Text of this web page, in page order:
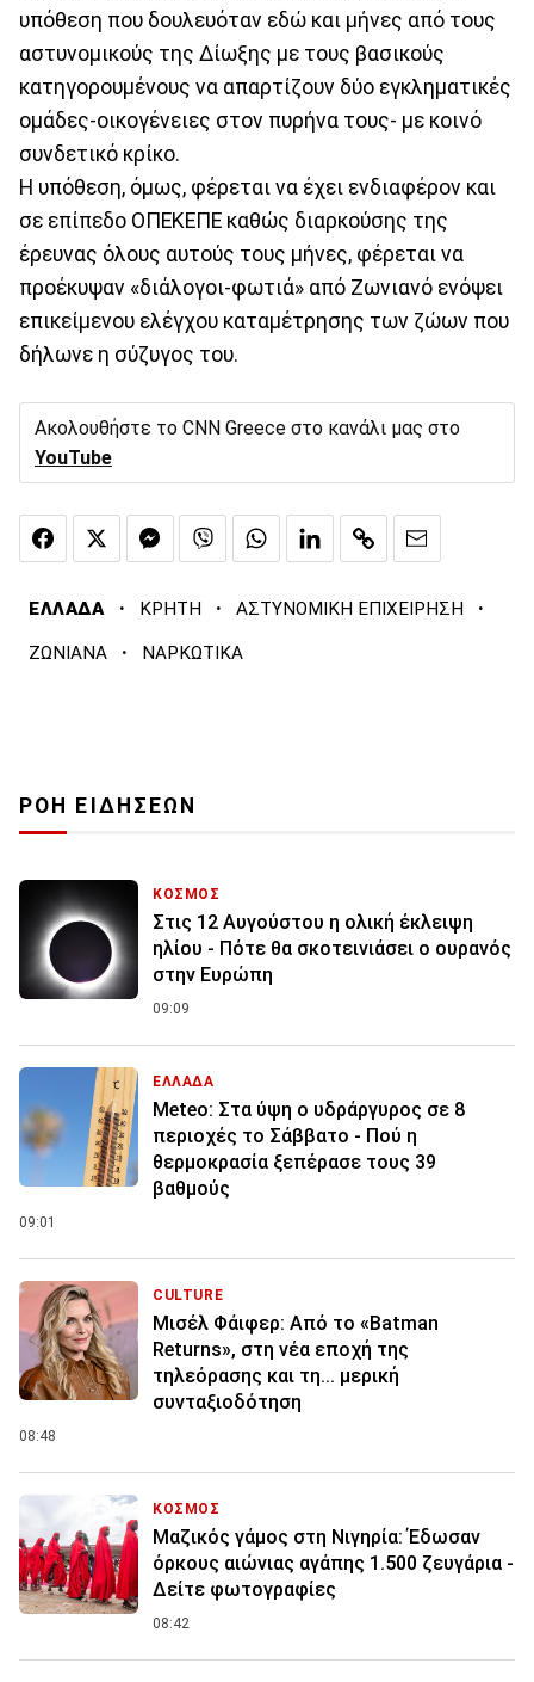
υπόθεση που δουλευόταν εδώ και μήνες από τους
αστυνομικούς της Δίωξης με τους βασικούς
κατηγορουμένους να απαρτίζουν δύο εγκληματικές
ομάδες-οικογένειες στον πυρήνα τους- με κοινό
συνδετικό κρίκο.
Η υπόθεση, όμως, φέρεται να έχει ενδιαφέρον και
σε επίπεδο ΟΠΕΚΕΠΕ καθώς διαρκούσης της
έρευνας όλους αυτούς τους μήνες, φέρεται να
προέκυψαν «διάλογοι-φωτιά» από Ζωνιανό ενόψει
επικείμενου ελέγχου καταμέτρησης των ζώων που
δήλωνε η σύζυγος του.
Ακολουθήστε το CNN Greece στο κανάλι μας στο
YouTube
ΕΛΛΑΔΑ · ΚΡΗΤΗ · ΑΣΤΥΝΟΜΙΚΗ ΕΠΙΧΕΙΡΗΣΗ ·
ΖΩΝΙΑΝΑ · ΝΑΡΚΩΤΙΚΑ
ΡΟΗ ΕΙΔΗΣΕΩΝ
ΚΟΣΜΟΣ
Στις 12 Αυγούστου η ολική έκλειψη
ηλίου - Πότε θα σκοτεινιάσει ο ουρανός
στην Ευρώπη
09:09
ΕΛΛΑΔΑ
Meteo: Στα ύψη ο υδράργυρος σε 8
περιοχές το Σάββατο - Πού η
θερμοκρασία ξεπέρασε τους 39
βαθμούς
09:01
CULTURE
Μισέλ Φάιφερ: Από το «Batman
Returns», στη νέα εποχή της
τηλεόρασης και τη... μερική
συνταξιοδότηση
08:48
ΚΟΣΜΟΣ
Μαζικός γάμος στη Νιγηρία: Έδωσαν
όρκους αιώνιας αγάπης 1.500 ζευγάρια -
Δείτε φωτογραφίες
08:42